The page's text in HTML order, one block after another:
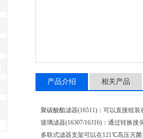
产品介绍 相关产品
聚碳酸酯滤器(16511)：可以直接组
玻璃滤器(16307/16316)：通过转换
多联式滤器支架可以在121℃高压灭菌